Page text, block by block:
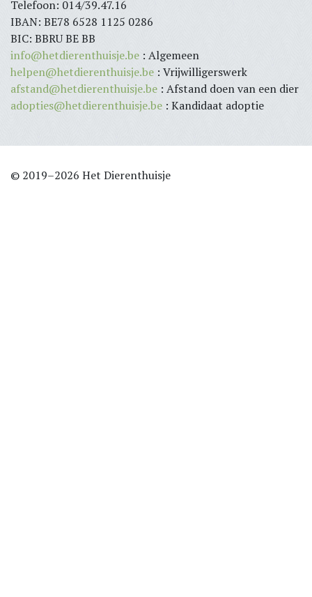
Telefoon: 014/39.47.16
IBAN: BE78 6528 1125 0286
BIC: BBRU BE BB
info@hetdierenthuisje.be : Algemeen
helpen@hetdierenthuisje.be : Vrijwilligerswerk
afstand@hetdierenthuisje.be : Afstand doen van een dier
adopties@hetdierenthuisje.be : Kandidaat adoptie
© 2019–2026 Het Dierenthuisje